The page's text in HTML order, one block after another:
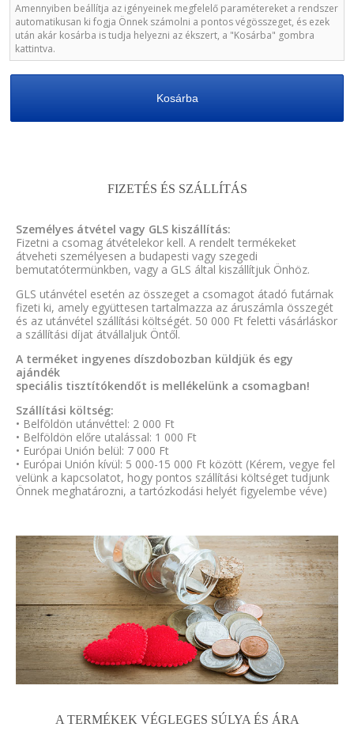
Amennyiben beállítja az igényeinek megfelelő paramétereket a rendszer
automatikusan ki fogja Önnek számolni a pontos végösszeget, és ezek
után akár kosárba is tudja helyezni az ékszert, a "Kosárba" gombra
kattintva.
Kosárba
FIZETÉS ÉS SZÁLLÍTÁS
Személyes átvétel vagy GLS kiszállítás:
Fizetni a csomag átvételekor kell. A rendelt termékeket
átveheti személyesen a budapesti vagy szegedi
bemutatótermünkben, vagy a GLS által kiszállítjuk Önhöz.
GLS utánvétel esetén az összeget a csomagot átadó futárnak
fizeti ki, amely együttesen tartalmazza az áruszámla összegét
és az utánvétel szállítási költségét. 50 000 Ft feletti vásárláskor
a szállítási díjat átvállaljuk Öntől.
A terméket ingyenes díszdobozban küldjük és egy
ajándék
speciális tisztítókendőt is mellékelünk a csomagban!
Szállítási költség:
• Belföldön utánvéttel: 2 000 Ft
• Belföldön előre utalással: 1 000 Ft
• Európai Unión belül: 7 000 Ft
• Európai Unión kívül: 5 000-15 000 Ft között (Kérem, vegye fel
velünk a kapcsolatot, hogy pontos szállítási költséget tudjunk
Önnek meghatározni, a tartózkodási helyét figyelembe véve)
A TERMÉKEK VÉGLEGES SÚLYA ÉS ÁRA